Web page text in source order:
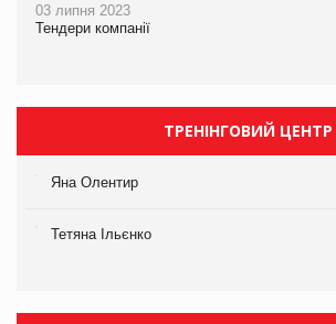
03 липня 2023
Тендери компанії
ТРЕНІНГОВИЙ ЦЕНТР
Яна Олентир
Тетяна Ільєнко